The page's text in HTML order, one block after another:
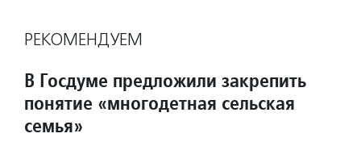
РЕКОМЕНДУЕМ
В Госдуме предложили закрепить
понятие «многодетная сельская
семья»